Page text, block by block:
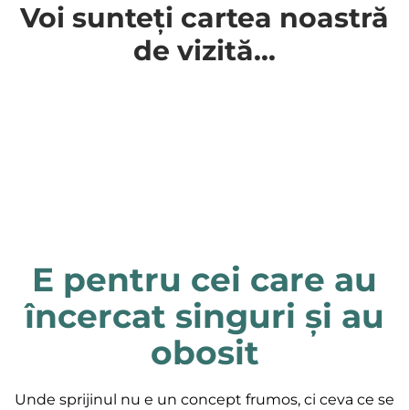
Voi sunteți cartea noastră
de vizită...
E pentru cei care au
încercat singuri și au
obosit
Unde sprijinul nu e un concept frumos, ci ceva ce se